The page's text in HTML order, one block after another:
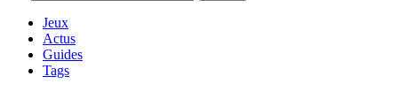
Jeux
Actus
Guides
Tags